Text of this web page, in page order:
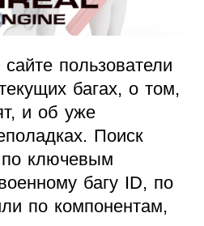
пользователи
багах, о том,
и об уже
Поиск
по ключевым
багу ID, по
по компонентам,